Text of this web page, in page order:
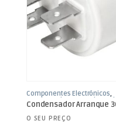
Componentes Electrónicos
Condensadores
Arranque
Condensador Arranque
O SEU PREÇO